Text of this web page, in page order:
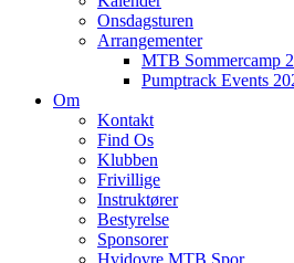
Onsdagsturen
Arrangementer
MTB Sommercamp
Pumptrack Events
Om
Kontakt
Find Os
Klubben
Frivillige
Instruktører
Bestyrelse
Sponsorer
Hvidovre MTB Spor